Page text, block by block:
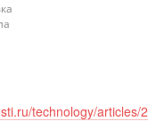
technology/articles/